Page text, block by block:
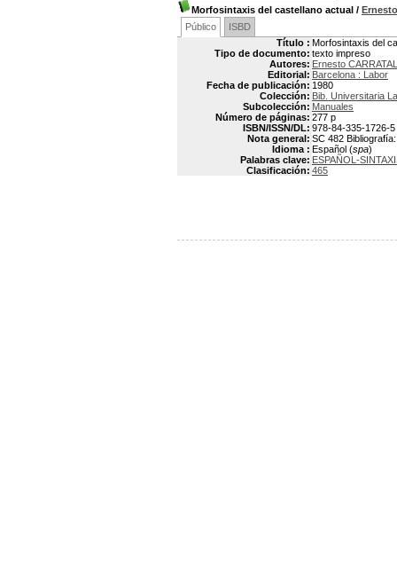
Morfosintaxis del castellano actual /
Público
ISBD
Título : Morfosintaxis del
Tipo de documento: texto impreso
Autores: Ernesto
Editorial: Barcelona : Labor
Fecha de publicación: 1980
Colección: Bib. Universitaria
Subcolección: Manuales
Número de páginas: 277 p
ISBN/ISSN/DL: 978-84-335-1726-5
Nota general: SC 482
Idioma : Español (spa)
Palabras clave: ESPAÑOL-
Clasificación: 465